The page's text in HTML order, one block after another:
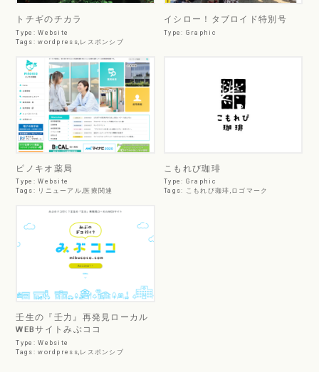
トチギのチカラ
Type:Website
Tags:wordpress レスポンシブ
イシロー！タブロイド特別号
Type: Graphic
ピノキオ薬局
Type:Website
Tags: リニューアル, 医療関連
こもれび珈琲
Type: Graphic
Tags: こもれび珈琲 , ロゴマーク
壬生の『壬力』再発見ローカル
WEBサイトみぶココ
Type:Website
Tags:wordpress レスポンシブ